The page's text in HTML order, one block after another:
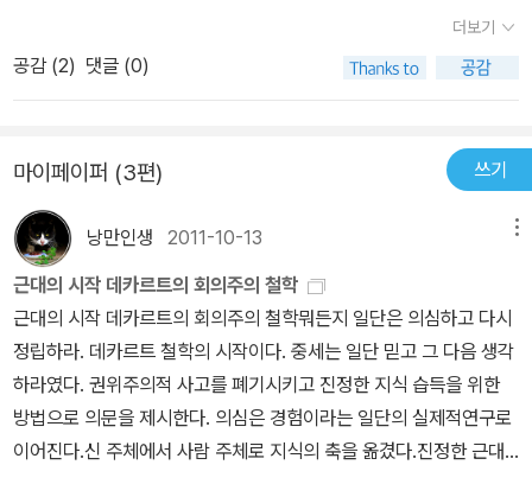
라이다. 전쟁을 잘 수행하려면 돈독한 구심점이 필요한데 그들은 역
사를 날조해 이를 충족시겼고, 필요할 때마다 잘 이용해왔다. 그런데
세와 얽히는데 그 고리를 한번에 풀기에는 영웅담의 위력이 약하다.
즉 건국신화의 영웅담은 현대의 위기를 구하기에는 역부족이라는 것
이다. 이제는 모든 국민 한사람 한사람이 역사의 주인임을 촉구할 때
다. 모두가 영웅이 되어 구국전선에 나서야 한다.좋게 생각하면 '이제
야 정신차리는군!' 하겠지만, 어떻게 생각하면 '모두가 영웅?'하고 고
개가 갸웃거려진다. 좀 과장하면 모두가 가슴에 폭탄을 품고 전장을
향해 돌격하라는 선동 같다는 거다.결론적으로좀 비뚤어진 생각인 것
은 확실히 인정하지만, 저자는 미국 역사 교과서가 왜곡한 역사의 진
실을 고발하는 듯하지만,내 느낌에는'소수의 영웅주의'를 탈피하여
'모두가 영웅주의'를 주장함으로써 자신의 애국심을 과시하는 한편 독
짓고 탄생한 부끄러운 나라라는 것을약자의 관점에서 서술하고 있으
며, 미국의 탄생과정속에 나오는 갖가지 사건들과 걸출한 인물들의
업적이어떻게 왜곡되었는지를낱낱이 밝히고 있다.우리에게도 익숙한
다는 연설 등이 사실과 다르다는 부분을 읽으면 허탈하기까지 하다.
작가는 미국이감추고 싶은 역사인 노예제에 대하여건국영웅들이 반
대하지 않고 오히려 노예를 많이 거느리기까지 했다는 사실을 서술하
면서 이 책에 언급된 '영웅'들이 말하는 자유와 평등, 민주주의는 백인
들에게만 국한되었다는 것을 일관성있게 주장하고 있다. 또한 인디언
에 대한잔인한 살육을 통하여아메리카를 정복하는 과정을 서술하여
자랑스럽지 못한 미국 탄생의 역사적 진실을 알려주고 있다. 이 책은
우리의 역사교과서가 어떻게 서술되어야 할지에 대한 답을주며, 우리
가 기억하고 있는 우리 역사속의 걸출한 인물들의 진실된 면모를 궁
더보기
공감 (2) 댓글 (0)
마이페이퍼 (3편) 쓰기
낭만인생 2011-10-13
근대의 시작 데카르트의 회의주의 철학
근대의 시작 데카르트의 회의주의 철학뭐든지 일단은 의심하고 다시
정립하라. 데카르트 철학의 시작이다. 중세는 일단 믿고 그 다음 생각
하라였다. 권위주의적 사고를 폐기시키고 진정한 지식 습득을 위한
방법으로 의문을 제시한다. 의심은 경험이라는 일단의 실제적연구로
이어진다.신 주체에서 사람 주체로 지식의 축을 옮겼다.진정한 근대